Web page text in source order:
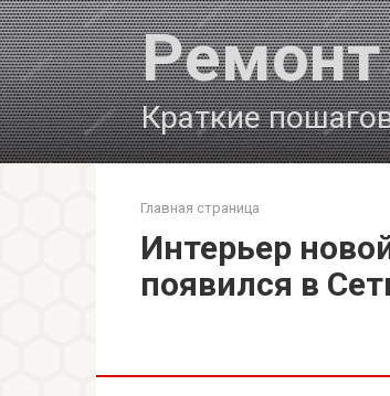
Перейти
к
контенту
Краткие
Главная страница
Интерьер
появился в